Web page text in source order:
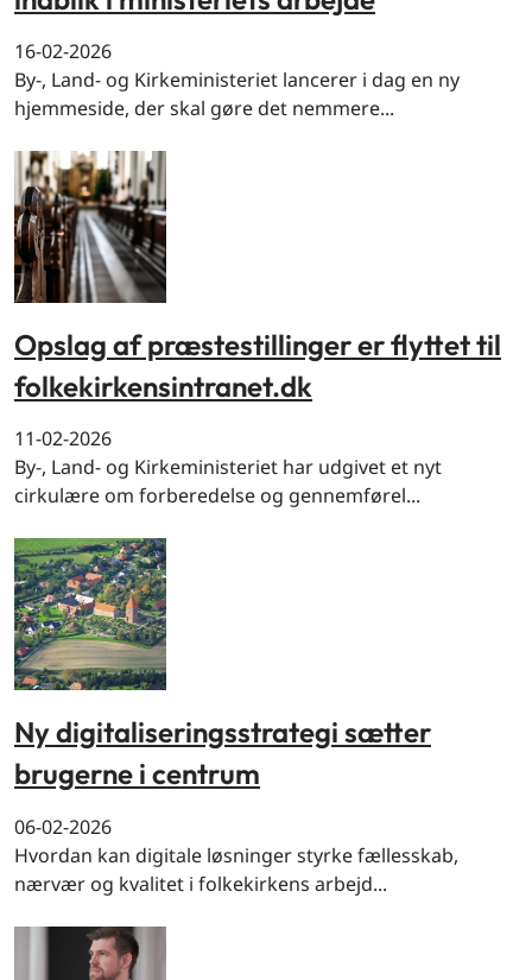
16-02-2026
By-, Land- og Kirkeministeriet lancerer i dag en ny
hjemmeside, der skal gøre det nemmere...
Opslag af præstestillinger er flyttet til
folkekirkensintranet.dk
11-02-2026
By-, Land- og Kirkeministeriet har udgivet et nyt
cirkulære om forberedelse og gennemførel...
Ny digitaliseringsstrategi sætter
brugerne i centrum
06-02-2026
Hvordan kan digitale løsninger styrke fællesskab,
nærvær og kvalitet i folkekirkens arbejd...